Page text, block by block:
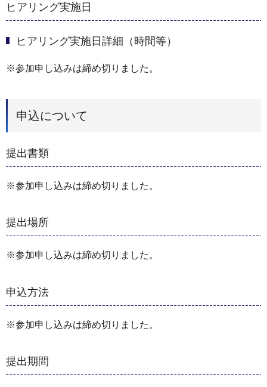
ヒアリング実施日
ヒアリング実施日詳細（時間等）
※参加申し込みは締め切りました。
申込について
提出書類
※参加申し込みは締め切りました。
提出場所
※参加申し込みは締め切りました。
申込方法
※参加申し込みは締め切りました。
提出期間